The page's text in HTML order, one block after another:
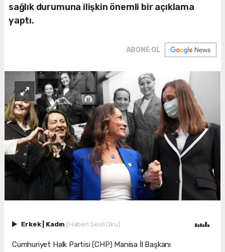
sağlık durumuna ilişkin önemli bir açıklama
yaptı.
ABONE OL
Erkek Kadın (Haberi Sesli Oku)
Cumhuriyet Halk Partisi (CHP) Manisa İl Başkanı